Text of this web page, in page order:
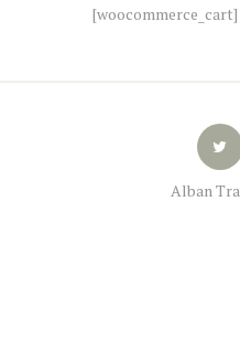
[woocommerce_cart]
Alban